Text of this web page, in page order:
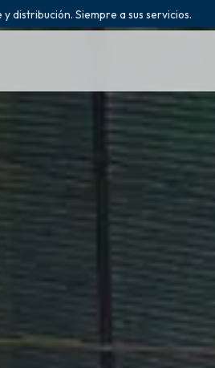
distribución. Siempre a sus servicios.